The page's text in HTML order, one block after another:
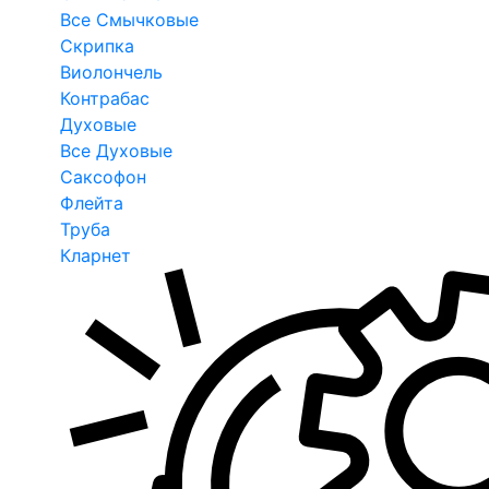
Все Смычковые
Скрипка
Виолончель
Контрабас
Духовые
Все Духовые
Саксофон
Флейта
Труба
Кларнет